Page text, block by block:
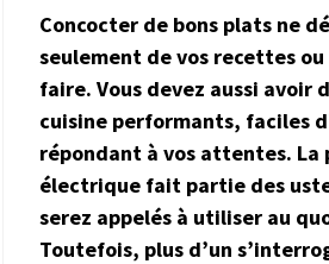
Concocter de bons plats ne
seulement de vos recettes
faire. Vous devez aussi avoir
cuisine performants, faciles
répondant à vos attentes. La
électrique fait partie des
serez appelés à utiliser au
Toutefois, plus d’un